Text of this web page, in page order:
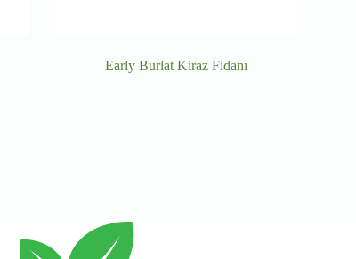
Early Burlat Kiraz Fidanı